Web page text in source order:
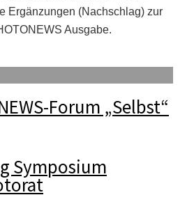
Ergänzungen (Nachschlag) zur
Ausgabe.
Forum „Selbst“
Symposium